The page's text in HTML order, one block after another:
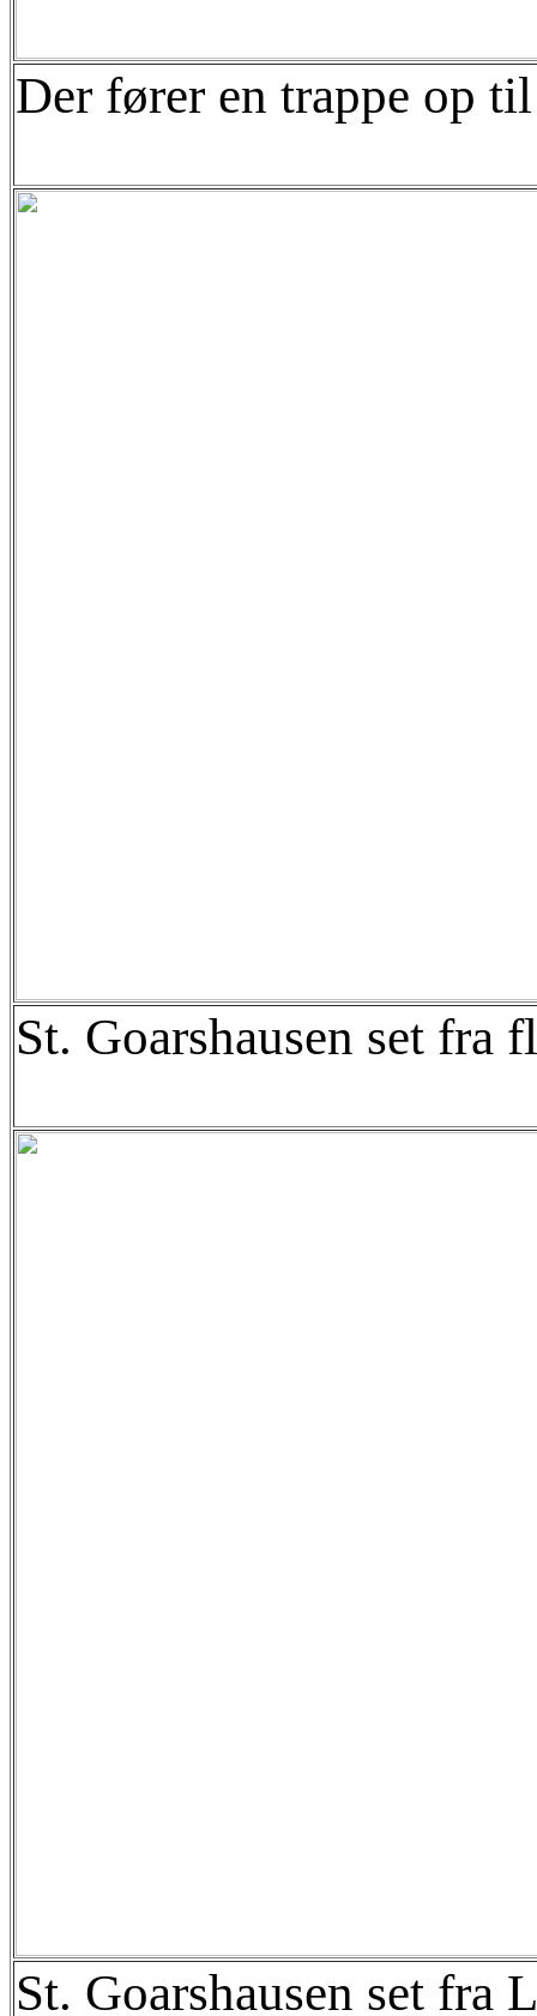
Der fører en trappe op
St. Goarshausen set fra
St. Goarshausen set fra